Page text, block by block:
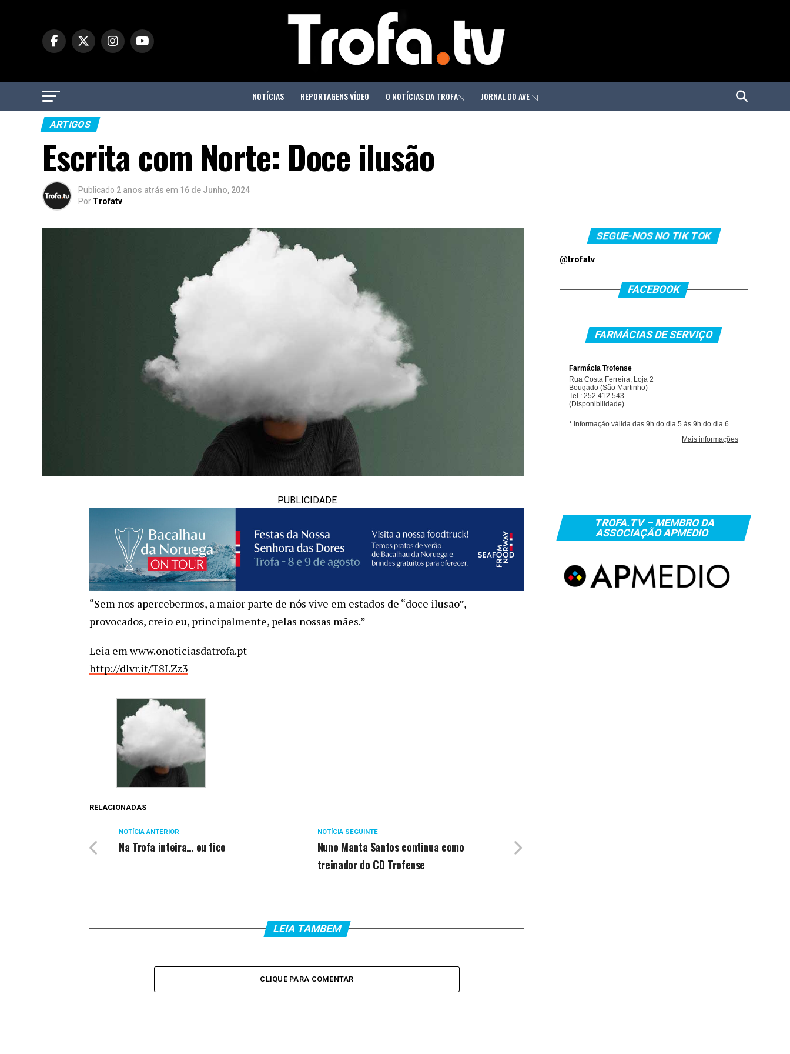
NOTÍCIAS REPORTAGENS VÍDEO O NOTÍCIAS DA TROFA◹ JORNAL DO AVE ◹
ARTIGOS
Escrita com Norte: Doce ilusão
Publicado 2 anos atrás em 16 de Junho, 2024
Por Trofatv
PUBLICIDADE
“Sem nos apercebermos, a maior parte de nós vive em estados de “doce ilusão”,
provocados, creio eu, principalmente, pelas nossas mães.”
Leia em www.onoticiasdatrofa.pt
http://dlvr.it/T8LZz3
RELACIONADAS
NOTÍCIA SEGUINTE
Nuno Manta Santos continua como
treinador do CD Trofense
NOTÍCIA ANTERIOR
Na Trofa inteira… eu fico
LEIA TAMBEM
CLIQUE PARA COMENTAR
SEGUE-NOS NO TIK TOK
@trofatv
FACEBOOK
FARMÁCIAS DE SERVIÇO
TROFA.TV – MEMBRO DA
ASSOCIAÇÃO APMEDIO